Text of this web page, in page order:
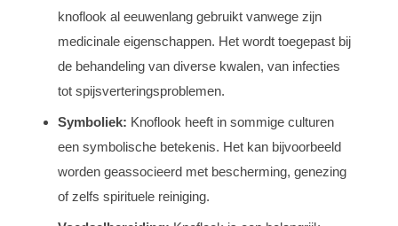
knoflook al eeuwenlang gebruikt vanwege zijn
medicinale eigenschappen. Het wordt toegepast bij
de behandeling van diverse kwalen, van infecties
tot spijsverteringsproblemen.
Symboliek: Knoflook heeft in sommige culturen
een symbolische betekenis. Het kan bijvoorbeeld
worden geassocieerd met bescherming, genezing
of zelfs spirituele reiniging.